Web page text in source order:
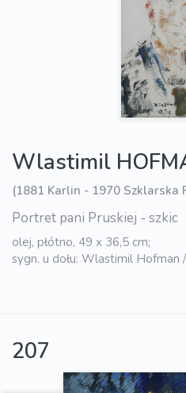
Wlastimil
(1881 Karlin - 1970 Szklarska
Portret pani Pruskiej - szkic
olej, płótno, 49 x 36,5 cm;
sygn. u dołu: Wlastimil Hofman
207